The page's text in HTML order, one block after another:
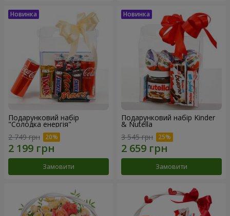
Подарунковий набір
"Солодка енергія"
2 749 грн
Замовити
Подарунковий набір Kinder
& Nutella
3 545 грн
Замовити